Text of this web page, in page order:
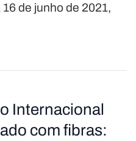
de junho de 2021,
Internacional
com fibras: